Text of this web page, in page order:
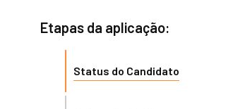
Etapas da aplicação:
Status do Candidato